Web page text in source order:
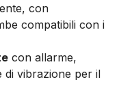
con
compatibili con i
con allarme,
di vibrazione per il